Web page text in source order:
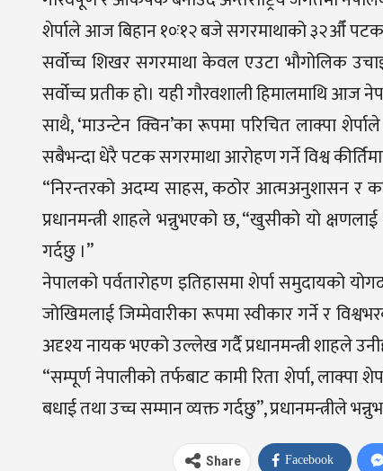
शेर्पाले आज बिहान १०ः१२ बजे सगरमाथाको ३२औँ
सर्वोच्च शिखर सगरमाथा केवल एउटा भौगोलिक
सर्वोच्च प्रतीक हो। यही गौरवशाली हिमालमाथि
साथै, ‘माउन्टेन क्विन’का रूपमा परिचित लाक्पा
सबैभन्दा धेरै पटक सगरमाथा आरोहण गर्ने विश्व
“निरन्तरको अदम्य साहस, कठोर आत्मअनुशासन र
प्रधानमन्त्री शाहले भन्नुभएको छ, “खुसीको यो
गर्दछु ।”
नेपालको पर्वतारोहण इतिहासमा शेर्पा समुदायको
जोखिमलाई जिम्मेवारीका रूपमा स्वीकार गर्ने र
अदृश्य नायक भएको उल्लेख गर्दै प्रधानमन्त्री शाहले
“सम्पूर्ण नेपालीको तर्फबाट कामी रिता शेर्पा, लाक्पा
बधाई तथा उच्च सम्मान व्यक्त गर्दछु”, प्रधानमन्त्रीले
Share Facebook